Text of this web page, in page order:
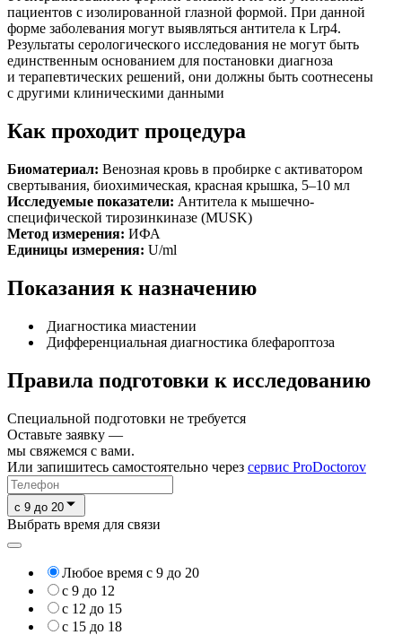
пациентов с изолированной глазной формой. При данной
форме заболевания могут выявляться антитела к Lrp4.
Результаты серологического исследования не могут быть
единственным основанием для постановки диагноза
и терапевтических решений, они должны быть соотнесены
с другими клиническими данными
Как проходит процедура
Биоматериал: Венозная кровь в пробирке с активатором
свертывания, биохимическая, красная крышка, 5–10 мл
Исследуемые показатели: Антитела к мышечно-
специфической тирозинкиназе (MUSK)
Метод измерения: ИФА
Единицы измерения: U/ml
Показания к назначению
Диагностика миастении
Дифференциальная диагностика блефароптоза
Правила подготовки к исследованию
Специальной подготовки не требуется
Оставьте заявку —
мы свяжемся с вами.
Или запишитесь самостоятельно через сервис ProDoctorov
c 9 до 20
Выбрать время для связи
Любое время с 9 до 20
с 9 до 12
с 12 до 15
с 15 до 18